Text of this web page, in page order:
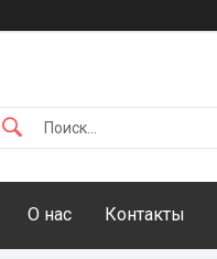
О нас Контакты